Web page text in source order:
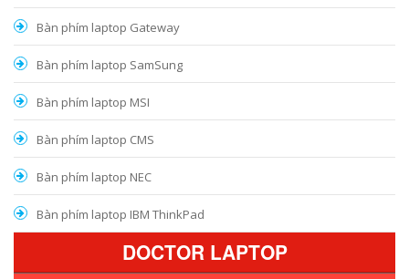
Bàn phím laptop Gateway
Bàn phím laptop SamSung
Bàn phím laptop MSI
Bàn phím laptop CMS
Bàn phím laptop NEC
Bàn phím laptop IBM ThinkPad
DOCTOR LAPTOP